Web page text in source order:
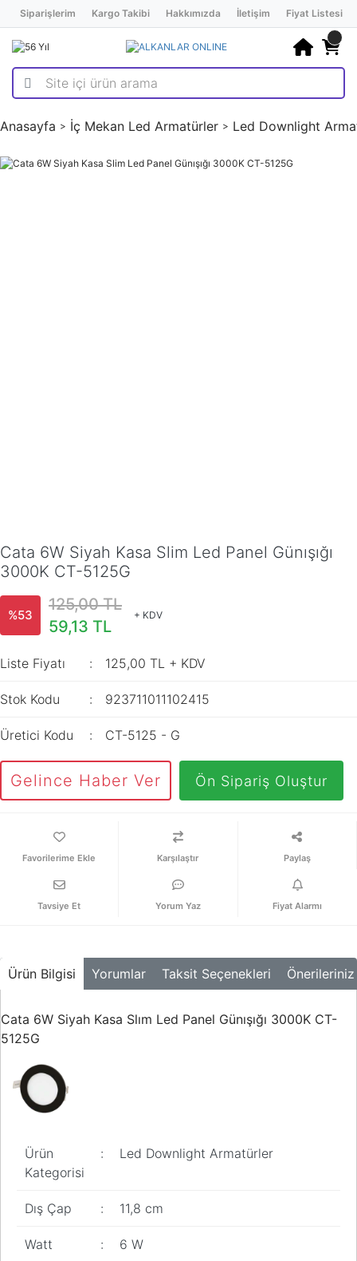
Siparişlerim Kargo Takibi Hakkımızda İletişim Fiyat Listesi
Anasayfa İç Mekan Led Armatürler Led Downlight
Cata 6W Siyah Kasa Slim Led Panel Günışığı
3000K CT-5125G
%53
125,00 TL
59,13 TL
+ KDV
Liste Fiyatı 125,00 TL + KDV
Stok Kodu 923711011102415
Üretici Kodu CT-5125 - G
Gelince Haber Ver Ön Sipariş Oluştur
Karşılaştır Paylaş
Tavsiye Et Yorum Yaz Fiyat Alarmı
Ürün Bilgisi Yorumlar Taksit Seçenekleri Önerileriniz
Cata 6W Siyah Kasa Slım Led Panel Günışığı 3000K CT-
5125G
Ürün
Kategorisi
: Led Downlight Armatürler
Dış Çap : 11,8 cm
Watt : 6 W